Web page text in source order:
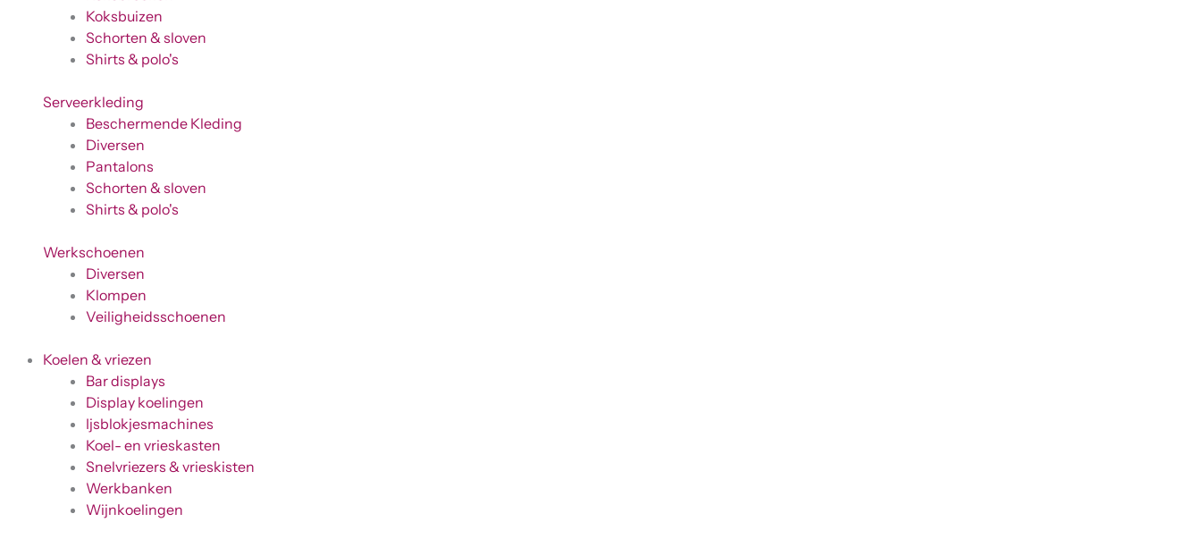
Koksbuizen
Schorten & sloven
Shirts & polo's
Serveerkleding
Beschermende Kleding
Diversen
Pantalons
Schorten & sloven
Shirts & polo's
Werkschoenen
Diversen
Klompen
Veiligheidsschoenen
Koelen & vriezen
Bar displays
Display koelingen
Ijsblokjesmachines
Koel- en vrieskasten
Snelvriezers & vrieskisten
Werkbanken
Wijnkoelingen